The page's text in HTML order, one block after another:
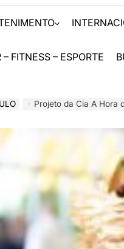
FITNESS – ESPORTE
Projeto da Cia A Hora da